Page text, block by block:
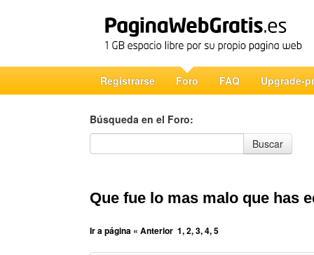
Registrarse Foro FAQ Upgrade-
Búsqueda en el Foro:
Búsqueda en el Foro
Buscar
Que fue lo mas malo que has
Ir a página « Anterior 1,2,3,4,5